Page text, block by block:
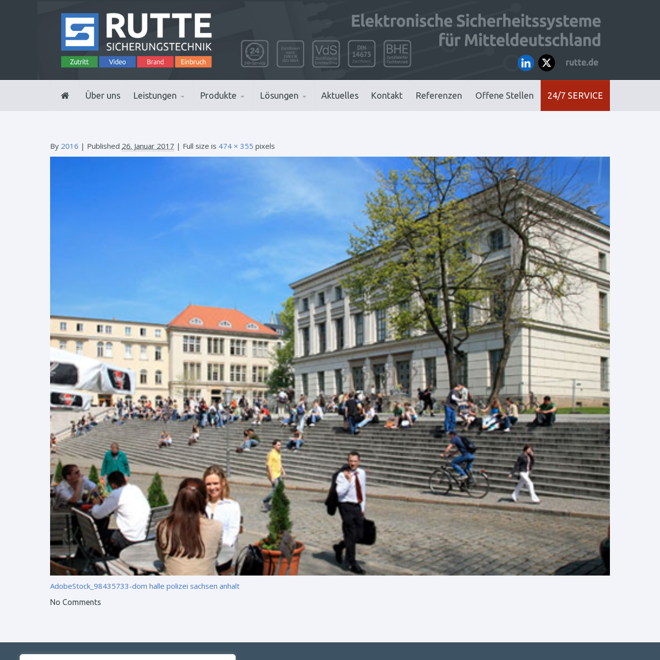
Über uns Leistungen Produkte Lösungen Aktuelles Kontakt Referenzen Offene Stellen 24/7 SERVICE
By 2016 | Published 26. Januar 2017 | Full size is 474 × 355 pixels
AdobeStock_98435733-dom halle polizei sachsen anhalt
No Comments